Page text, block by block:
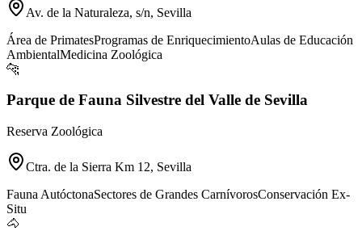
Av. de la Naturaleza, s/n, Sevilla
Área de PrimatesProgramas de EnriquecimientoAulas de Educación
AmbientalMedicina Zoológica
🐆
Parque de Fauna Silvestre del Valle de Sevilla
Reserva Zoológica
Ctra. de la Sierra Km 12, Sevilla
Fauna AutóctonaSectores de Grandes CarnívorosConservación Ex-
Situ
🐴